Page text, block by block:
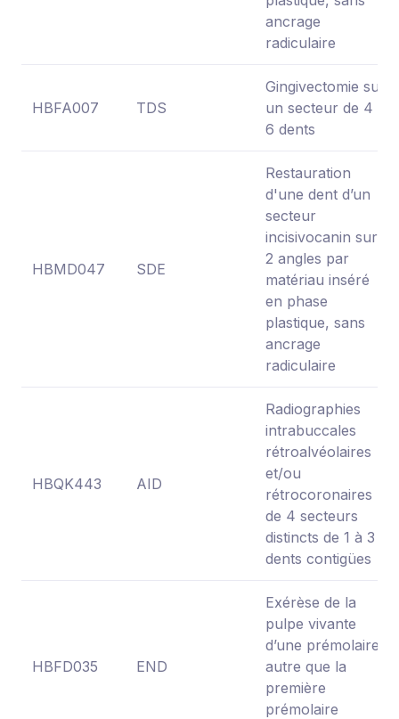
ancrage
radiculaire
HBFA007 TDS
Gingivectomie sur
un secteur de 4 à
6 dents
HBMD047 SDE
Restauration
d'une dent d’un
secteur
incisivocanin sur
2 angles par
matériau inséré
en phase
plastique, sans
ancrage
radiculaire
HBQK443 AID
Radiographies
intrabuccales
rétroalvéolaires
et/ou
rétrocoronaires
de 4 secteurs
distincts de 1 à 3
dents contigües
HBFD035 END
Exérèse de la
pulpe vivante
d’une prémolaire
autre que la
première
prémolaire